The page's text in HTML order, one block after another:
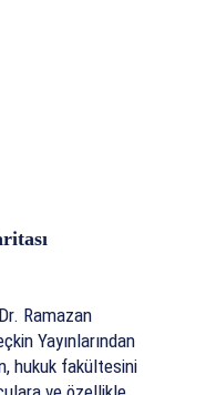
Ramazan
Yayınlarından